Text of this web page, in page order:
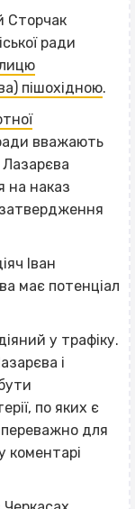
Сторчак
ради
пішохідною.
ради вважають
на наказ
затвердження
Іван
має потенціал
у трафіку.
і
по яких є
переважно для
коментарі